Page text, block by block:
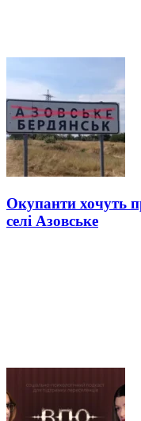
Окупанти хочуть
селі Азовське